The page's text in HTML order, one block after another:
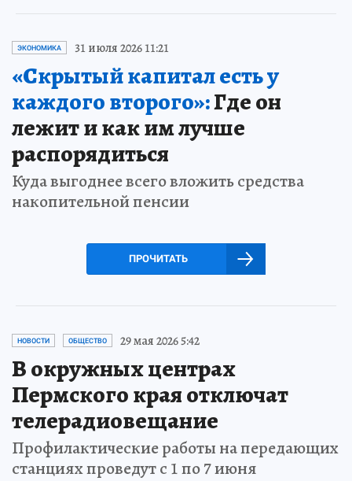
ЭКОНОМИКА 31 июля 2026 11:21
«Скрытый капитал есть у
каждого второго»:Где он
лежит и как им лучше
распорядиться
Куда выгоднее всего вложить средства
накопительной пенсии
ПРОЧИТАТЬ
НОВОСТИ ОБЩЕСТВО 29 мая 2026 5:42
В окружных центрах
Пермского края отключат
телерадиовещание
Профилактические работы на передающих
станциях проведут с 1 по 7 июня